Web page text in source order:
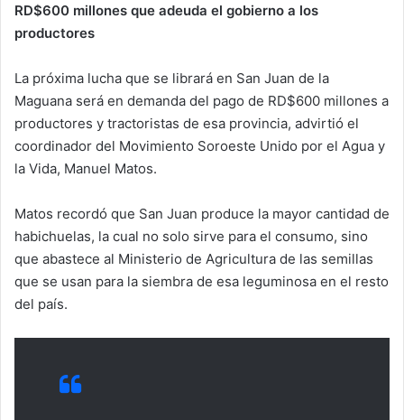
RD$600 millones que adeuda el gobierno a los
productores
La próxima lucha que se librará en San Juan de la
Maguana será en demanda del pago de RD$600 millones a
productores y tractoristas de esa provincia, advirtió el
coordinador del Movimiento Soroeste Unido por el Agua y
la Vida, Manuel Matos.
Matos recordó que San Juan produce la mayor cantidad de
habichuelas, la cual no solo sirve para el consumo, sino
que abastece al Ministerio de Agricultura de las semillas
que se usan para la siembra de esa leguminosa en el resto
del país.